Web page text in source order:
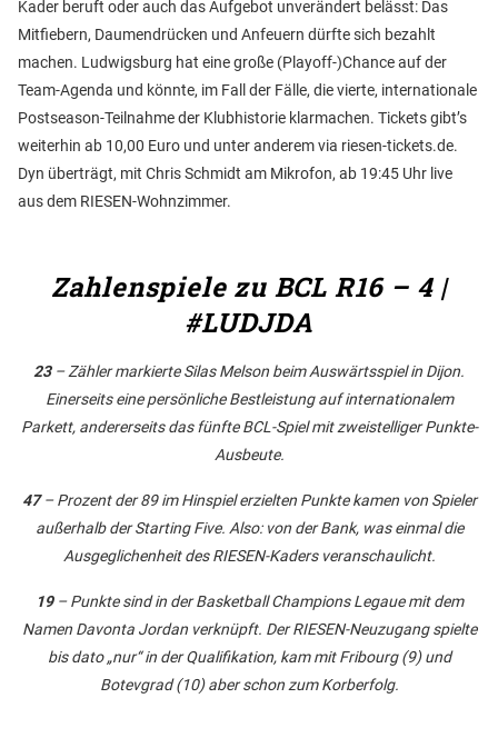
Kader beruft oder auch das Aufgebot unverändert belässt: Das
Mitfiebern, Daumendrücken und Anfeuern dürfte sich bezahlt
machen. Ludwigsburg hat eine große (Playoff-)Chance auf der
Team-Agenda und könnte, im Fall der Fälle, die vierte, internationale
Postseason-Teilnahme der Klubhistorie klarmachen. Tickets gibt’s
weiterhin ab 10,00 Euro und unter anderem via riesen-tickets.de.
Dyn überträgt, mit Chris Schmidt am Mikrofon, ab 19:45 Uhr live
aus dem RIESEN-Wohnzimmer.
Zahlenspiele zu BCL R16 – 4 |
#LUDJDA
23– Zähler markierte Silas Melson beim Auswärtsspiel in Dijon.
Einerseits eine persönliche Bestleistung auf internationalem
Parkett, andererseits das fünfte BCL-Spiel mit zweistelliger Punkte-
Ausbeute.
47– Prozent der 89 im Hinspiel erzielten Punkte kamen von Spieler
außerhalb der Starting Five. Also: von der Bank, was einmal die
Ausgeglichenheit des RIESEN-Kaders veranschaulicht.
19– Punkte sind in der Basketball Champions Legaue mit dem
Namen Davonta Jordan verknüpft. Der RIESEN-Neuzugang spielte
bis dato „nur“ in der Qualifikation, kam mit Fribourg (9) und
Botevgrad (10) aber schon zum Korberfolg.